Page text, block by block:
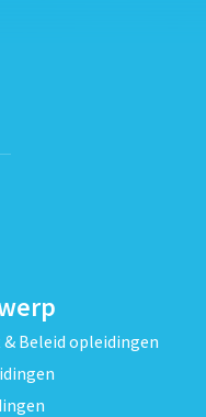
Beleid opleidingen